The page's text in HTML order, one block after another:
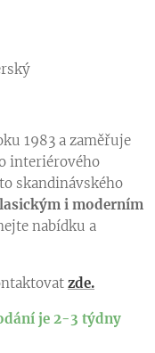
1983 a zaměřuje
interiérového
skandinávského
i moderním
nabídku a
zde.
je 2-3 týdny